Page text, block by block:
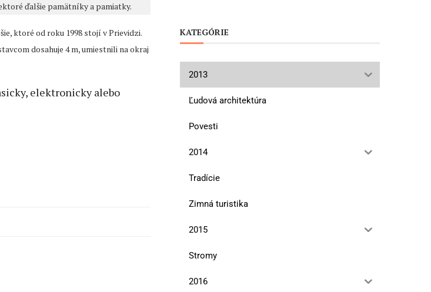
ďalšie pamätníky a pamiatky.
ktoré od roku 1998 stojí v Prievidzi.
dosahuje 4 m, umiestnili na okraj
elektronicky alebo
KATEGÓRIE
2013
Ľudová architektúra
Povesti
2014
Tradície
Zimná turistika
2015
Stromy
2016